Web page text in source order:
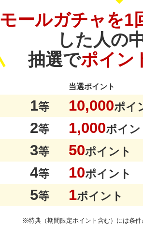
モールガチャを1
した人の
抽選でポイン
当選ポイント
1等 10,000ポイ
2等 1,000ポイン
3等 50ポイント
4等 10ポイント
5等 1ポイント
※特典（期間限定ポイント含む）には条件